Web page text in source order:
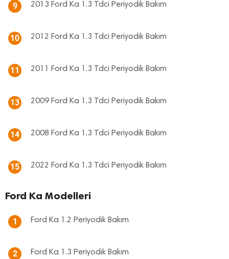
9 2013 Ford Ka 1.3 Tdci Periyodik Bakım
10 2012 Ford Ka 1.3 Tdci Periyodik Bakım
11 2011 Ford Ka 1.3 Tdci Periyodik Bakım
13 2009 Ford Ka 1.3 Tdci Periyodik Bakım
14 2008 Ford Ka 1.3 Tdci Periyodik Bakım
15 2022 Ford Ka 1.3 Tdci Periyodik Bakım
Ford Ka Modelleri
1 Ford Ka 1.2 Periyodik Bakım
2 Ford Ka 1.3 Periyodik Bakım